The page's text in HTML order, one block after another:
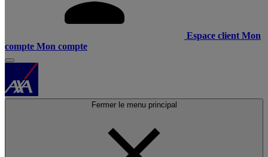
Espace client Mon
compte Mon compte
Fermer le menu principal